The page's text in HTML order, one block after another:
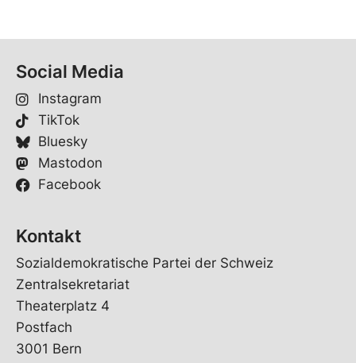
Social Media
Instagram
TikTok
Bluesky
Mastodon
Facebook
Kontakt
Sozialdemokratische Partei der Schweiz
Zentralsekretariat
Theaterplatz 4
Postfach
3001 Bern